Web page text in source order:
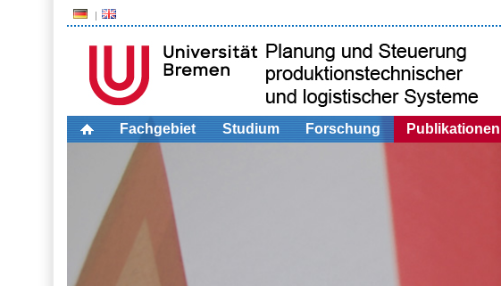
Fachgebiet Studium Forschung Publikationen